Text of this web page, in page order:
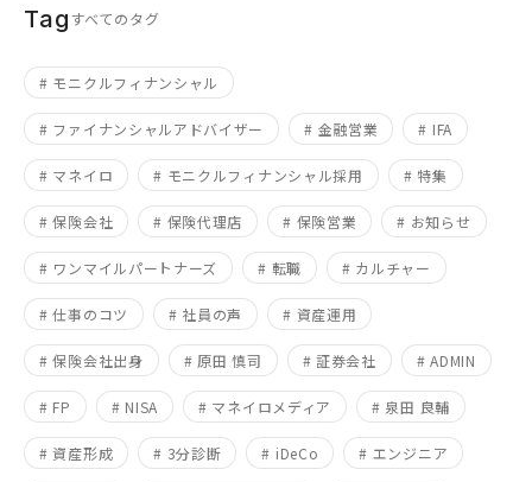
Tagすべてのタグ
# モニクルフィナンシャル
# ファイナンシャルアドバイザー # 金融営業 # IFA
# マネイロ # モニクルフィナンシャル採用 # 特集
# 保険会社 # 保険代理店 # 保険営業 # お知らせ
# ワンマイルパートナーズ # 転職 # カルチャー
# 仕事のコツ # 社員の声 # 資産運用
# 保険会社出身 # 原田 慎司 # 証券会社 # ADMIN
# FP # NISA # マネイロメディア # 泉田 良輔
# 資産形成 # 3分診断 # iDeCo # エンジニア